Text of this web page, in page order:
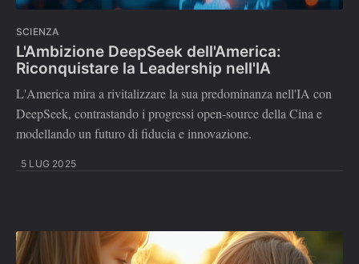
SCIENZA
L'Ambizione DeepSeek dell'America:
Riconquistare la Leadership nell'IA
L'America mira a rivitalizzare la sua predominanza nell'IA con
DeepSeek, contrastando i progressi open-source della Cina e
modellando un futuro di fiducia e innovazione.
5 LUG 2025